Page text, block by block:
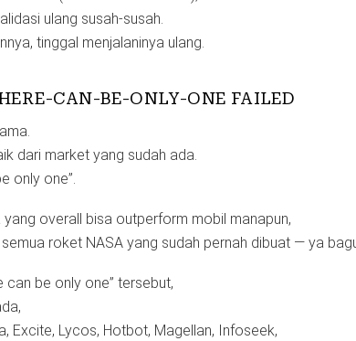
ulang susah-susah.
tinggal menjalaninya ulang.
CAN-BE-ONLY-ONE FAILED
dari market yang sudah ada.
only one”.
overall bisa outperform mobil manapun,
roket NASA yang sudah pernah dibuat — ya
can be only one” tersebut,
Excite, Lycos, Hotbot, Magellan, Infoseek,